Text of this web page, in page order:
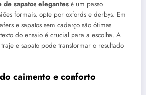
de sapatos elegantes é um passo
formais, opte por oxfords e derbys. Em
e sapatos sem cadarço são ótimas
do ensaio é crucial para a escolha. A
e sapato pode transformar o resultado
caimento e conforto